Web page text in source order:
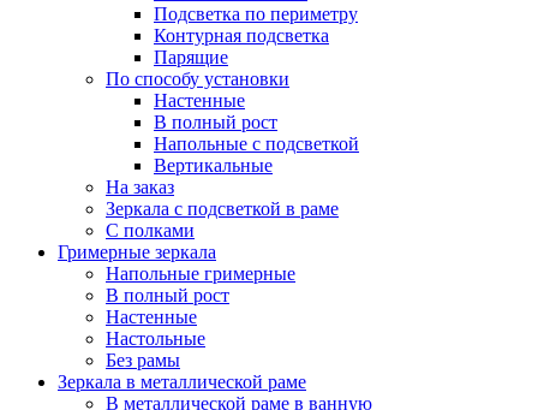
Подсветка по периметру
Контурная подсветка
Парящие
По способу установки
Настенные
В полный рост
Напольные с подсветкой
Вертикальные
На заказ
Зеркала с подсветкой в раме
С полками
Гримерные зеркала
Напольные гримерные
В полный рост
Настенные
Настольные
Без рамы
Зеркала в металлической раме
В металлической раме в ванную